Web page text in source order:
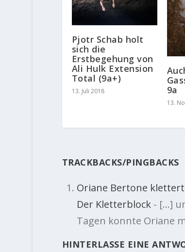
Pjotr Schab holt
sich die
Erstbegehung von
Ali Hulk Extension
Total (9a+)
13. Juli 2018
9a
13.
TRACKBACKS/PINGBACKS
Oriane Bertone
Der Kletterblock- […]
Tagen konnte Oriane
HINTERLASSE EINE